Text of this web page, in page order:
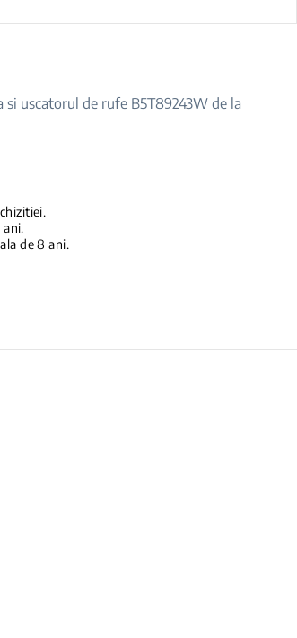
uscatorul de rufe B5T89243W de la
de 8 ani.